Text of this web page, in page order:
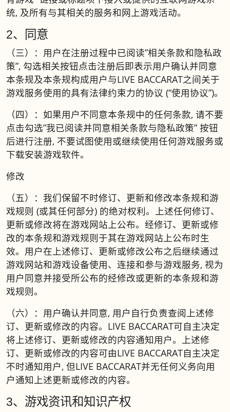
统, 及所有与其相关的服务和网上游戏活动。
2、同意
（三）：用户在注册过程中已阅读”相关条款和隐私政
策”, 勾选相关按钮点击注册后即表示用户确认并同意
本条规及本条规构成用户与LIVE BACCARAT之间关于
游戏服务使用的具有法律约束力的协议 (“使用协议”)。
（四）：如果用户不同意本条规中的任何条款, 请不要
点击勾选”我已阅读并同意相关条款与隐私政策” 按钮
后进行注册, 不要试图使用或继续使用任何游戏服务或
下载安装游戏软件。
修改
（五）：我们保留不时修订、更新和修改本条规和游
戏规则 (或其任何部分) 的绝对权利。上述任何修订、
更新或修改将在游戏网站上公布。经修订、更新或修
改的本条规和游戏规则于其在游戏网站上公布时生
效。用户在上述修订、更新或修改公布之后继续通过
游戏网站和游戏设备使用、连接和参与游戏服务, 视为
用户同意并接受所公布的经修改或更新的本条规和游
戏规则。
（六）：用户确认并同意, 用户自行负责查阅上述修
订、更新或修改的内容。LIVE BACCARAT可自主决定
将上述修订、更新或修改的内容通知用户。上述修
订、更新或修改的内容可由LIVE BACCARAT自主决定
不时通知用户, 但LIVE BACCARAT并无任何义务向用
户通知上述更新或修改的内容。
3、游戏资讯和知识产权